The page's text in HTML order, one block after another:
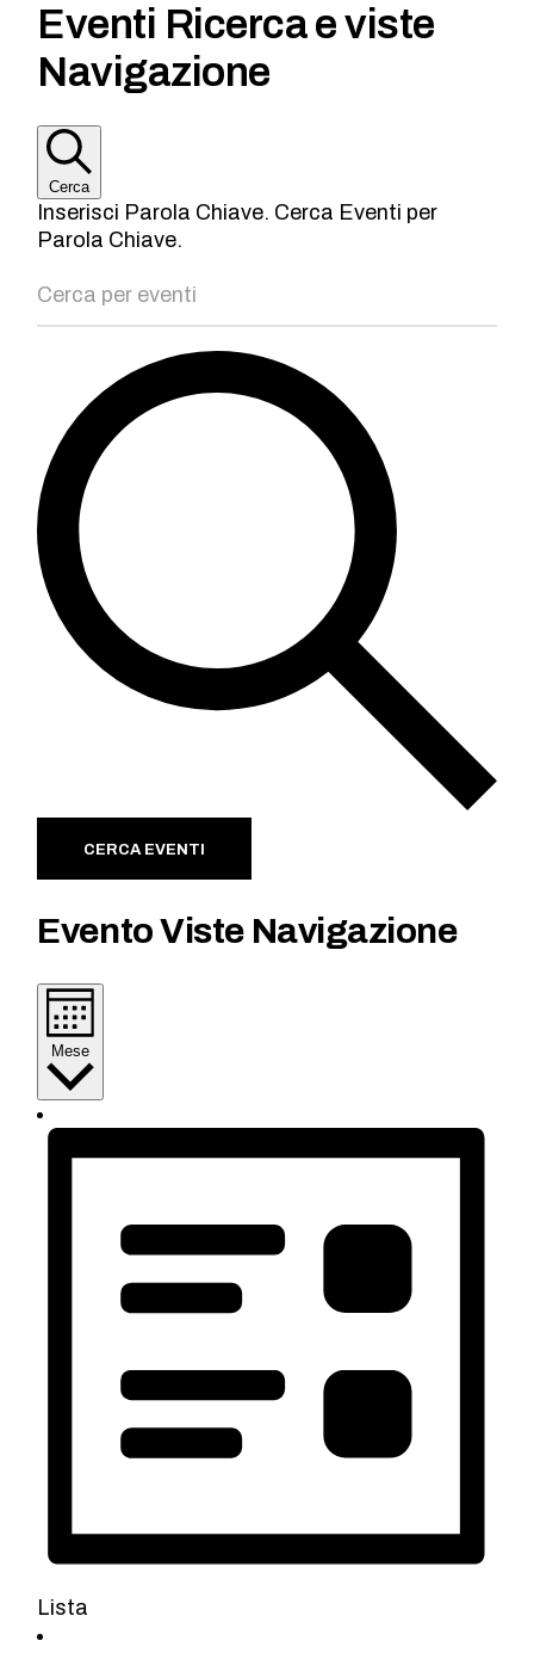
Eventi Ricerca e viste
Navigazione
Cerca
Inserisci Parola Chiave. Cerca Eventi per
Parola Chiave.
CERCA EVENTI
Evento Viste Navigazione
Mese
Lista